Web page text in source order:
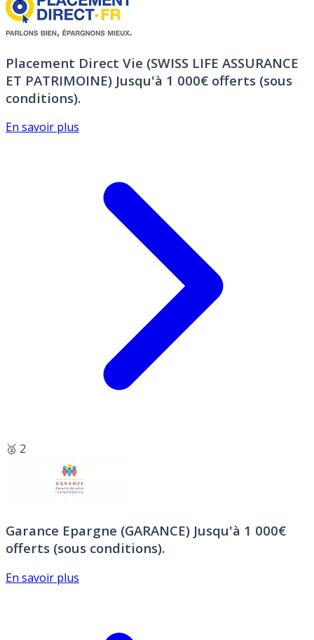
Placement Direct Vie (SWISS LIFE ASSURANCE
ET PATRIMOINE) Jusqu'à 1 000€ offerts (sous
conditions).
En savoir plus
🥈 2
Garance Epargne (GARANCE) Jusqu'à 1 000€
offerts (sous conditions).
En savoir plus